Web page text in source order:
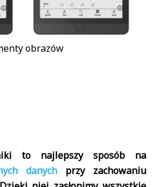
obrazów
to najlepszy sposób na
danych przy zachowaniu